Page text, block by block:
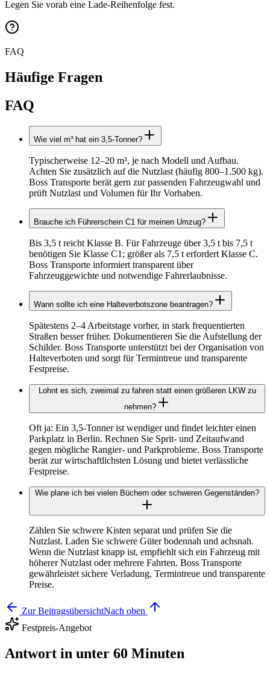
Legen Sie vorab eine Lade‑Reihenfolge fest.
FAQ
Häufige Fragen
FAQ
Wie viel m³ hat ein 3,5‑Tonner?
Typischerweise 12–20 m³, je nach Modell und Aufbau.
Achten Sie zusätzlich auf die Nutzlast (häufig 800–1.500 kg).
Boss Transporte berät gern zur passenden Fahrzeugwahl und
prüft Nutzlast und Volumen für Ihr Vorhaben.
Brauche ich Führerschein C1 für meinen Umzug?
Bis 3,5 t reicht Klasse B. Für Fahrzeuge über 3,5 t bis 7,5 t
benötigen Sie Klasse C1; größer als 7,5 t erfordert Klasse C.
Boss Transporte informiert transparent über
Fahrzeuggewichte und notwendige Fahrerlaubnisse.
Wann sollte ich eine Halteverbotszone beantragen?
Spätestens 2–4 Arbeitstage vorher, in stark frequentierten
Straßen besser früher. Dokumentieren Sie die Aufstellung der
Schilder. Boss Transporte unterstützt bei der Organisation von
Halteverboten und sorgt für Termintreue und transparente
Festpreise.
Lohnt es sich, zweimal zu fahren statt einen größeren LKW zu
nehmen?
Oft ja: Ein 3,5‑Tonner ist wendiger und findet leichter einen
Parkplatz in Berlin. Rechnen Sie Sprit‑ und Zeitaufwand
gegen mögliche Rangier‑ und Parkprobleme. Boss Transporte
berät zur wirtschaftlichsten Lösung und bietet verlässliche
Festpreise.
Wie plane ich bei vielen Büchern oder schweren Gegenständen?
Zählen Sie schwere Kisten separat und prüfen Sie die
Nutzlast. Laden Sie schwere Güter bodennah und achsnah.
Wenn die Nutzlast knapp ist, empfiehlt sich ein Fahrzeug mit
höherer Nutzlast oder mehrere Fahrten. Boss Transporte
gewährleistet sichere Verladung, Termintreue und transparente
Preise.
Zur BeitragsübersichtNach oben
Festpreis-Angebot
Antwort in unter 60 Minuten